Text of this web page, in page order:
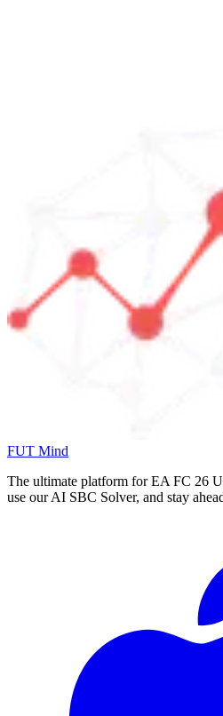
FUT Mind
The ultimate platform for EA FC 26
use our AI SBC Solver, and stay